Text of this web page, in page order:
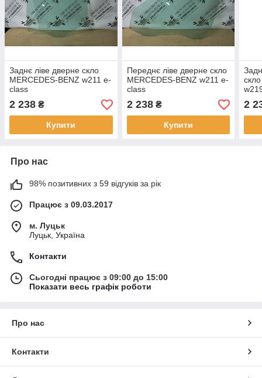
Заднє ліве дверне скло
MERCEDES-BENZ w211 e-
class
2 238 ₴
Купити
Переднє ліве дверне скло
MERCEDES-BENZ w211 e-
class
2 238₴
Купити
2
Про нас
98% позитивних з 59 відгуків за рік
Працює з 09.03.2017
м. Луцьк
Луцьк, Україна
Контакти
Сьогодні працює з 09:00 до 15:00
Показати весь графік роботи
Про нас
Контакти